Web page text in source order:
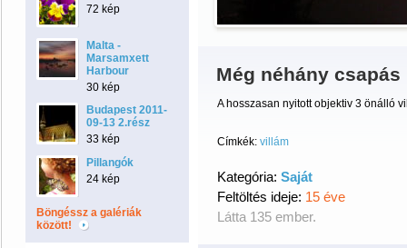
72 kép
Malta -
Marsamxett
Harbour
30 kép
Budapest 2011-
09-13 2.rész
33 kép
Pillangók
24 kép
Böngéssz a galériák
között!
Még néhány csapás
A hosszasan nyitott objektiv 3 önálló
Címkék: villám
Kategória: Saját
Feltöltés ideje: 15 éve
Látta 135 ember.